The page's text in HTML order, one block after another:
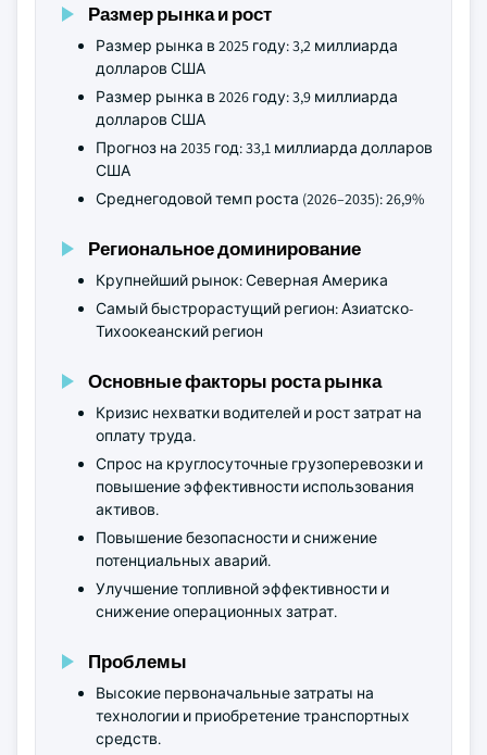
Размер рынка и рост
Размер рынка в 2025 году: 3,2 миллиарда
долларов США
Размер рынка в 2026 году: 3,9 миллиарда
долларов США
Прогноз на 2035 год: 33,1 миллиарда долларов
США
Среднегодовой темп роста (2026–2035): 26,9%
Региональное доминирование
Крупнейший рынок: Северная Америка
Самый быстрорастущий регион: Азиатско-
Тихоокеанский регион
Основные факторы роста рынка
Кризис нехватки водителей и рост затрат на
оплату труда.
Спрос на круглосуточные грузоперевозки и
повышение эффективности использования
активов.
Повышение безопасности и снижение
потенциальных аварий.
Улучшение топливной эффективности и
снижение операционных затрат.
Проблемы
Высокие первоначальные затраты на
технологии и приобретение транспортных
средств.